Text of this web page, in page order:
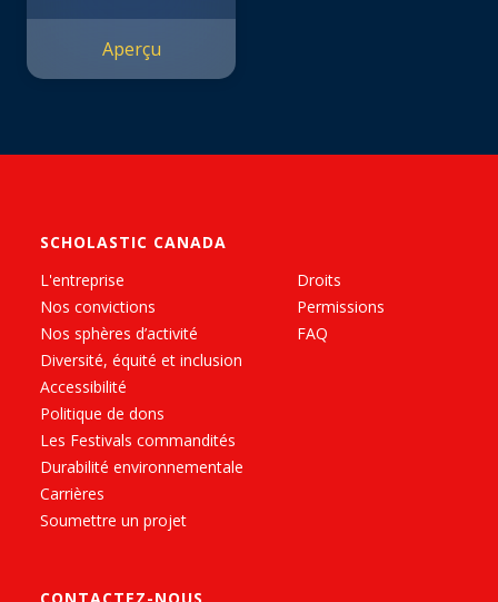
Aperçu
SCHOLASTIC CANADA
L'entreprise
Nos convictions
Nos sphères d’activité
Diversité, équité et inclusion
Accessibilité
Politique de dons
Les Festivals commandités
Durabilité environnementale
Carrières
Soumettre un projet
Droits
Permissions
FAQ